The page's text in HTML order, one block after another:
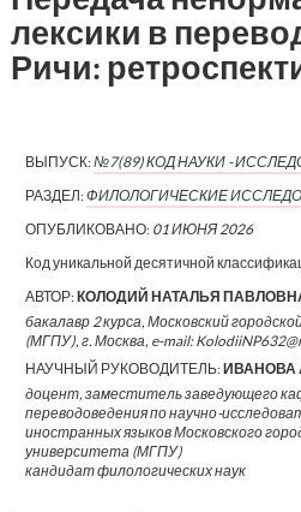
лексики в
Ричи:
ВЫПУСК:№7(89) КОД НАУКИ -
РАЗДЕЛ:ФИЛОЛОГИЧЕСКИЕ
ОПУБЛИКОВАНО: 01 ИЮНЯ 2026
Код уникальной десятичной
АВТОР:КОЛОДИЙ НАТАЛЬЯ
бакалавр 2 курса, Московский
(МГПУ), г. Москва, e-mail:
НАУЧНЫЙ РУКОВОДИТЕЛЬ:ИВАНОВА
доцент, заместитель заведующего
переводоведения по научно-
иностранных языков Московского
университета (МГПУ)
кандидат филологических наук